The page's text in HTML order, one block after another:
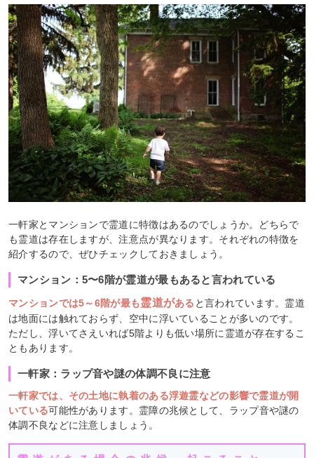
一軒家とマンションで霊道に特徴はあるのでしょうか。どちらで
も霊道は存在しますが、注意点が異なります。それぞれの特徴を
紹介するので、ぜひチェックしておきましょう。
マンション：5〜6階が霊道が最もあると言われている
マンションでは5～6階が最も霊道がある と言われています。霊道
は地面には触れておらず、空中に浮いていることが多いのです。
ただし、浮いてさえいれば5階よりも低い場所に霊道が存在するこ
ともあります。
一軒家：ラップ音や謎の体調不良に注意
一軒家では、その土地に執着のある浮遊霊などの影響で霊道が開
いている可能性があります。霊障の兆候として、ラップ音や謎の
体調不良などに注意しましょう。